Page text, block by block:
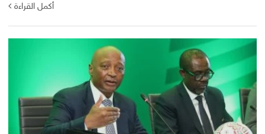
أكمل القراءة